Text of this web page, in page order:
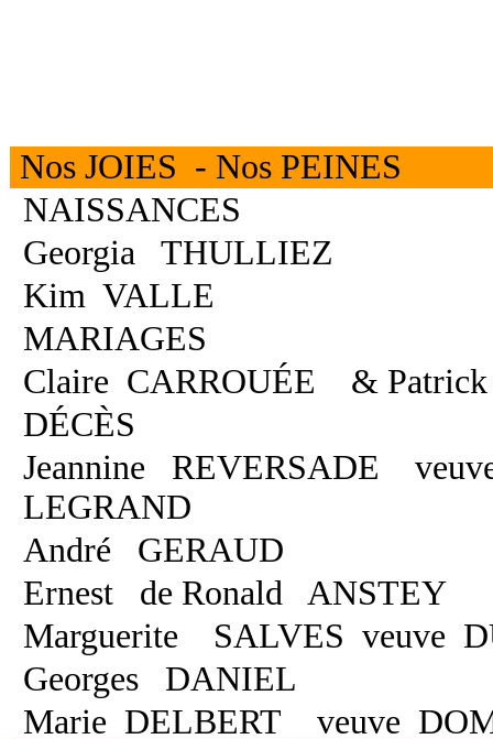
Nos JOIES - Nos PEINES
NAISSANCES
Georgia THULLIEZ
Kim VALLE
MARIAGES
Claire CARROUÉE &
DÉCÈS
Jeannine REVERSADE
LEGRAND
André GERAUD
Ernest de Ronald ANSTEY
Marguerite SALVES veuve
Georges DANIEL
Marie DELBERT veuve